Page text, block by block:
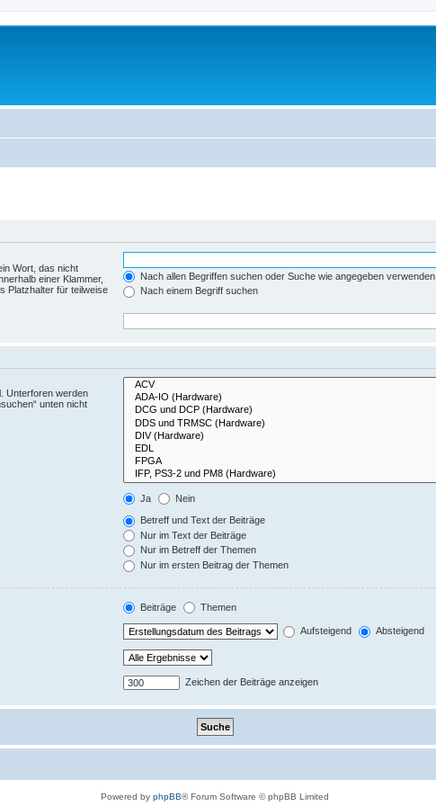
Wort, das nicht
einer Klammer,
Platzhalter für teilweise
Nach allen Begriffen suchen oder Suche wie angegeben verwenden
Nach einem Begriff suchen
Unterforen werden
unten nicht
Ja Nein
Betreff und Text der Beiträge
Nur im Text der Beiträge
Nur im Betreff der Themen
Nur im ersten Beitrag der Themen
Beiträge Themen
Aufsteigend Absteigend
Zeichen der Beiträge anzeigen
Powered by phpBB® Forum Software © phpBB Limited